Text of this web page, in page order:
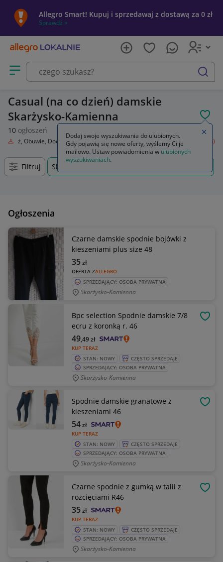
Allegro Smart! Kupuj i sprzedawaj z dostawą za 0 zł
Sprawdź »
Otwórz menu z kategoriami
szukaj
Casual (na co dzień) damskie
Skarżysko-Kamienna
10 ogłoszeń
Odzież, Obuwie, Dodatki Odzież damska Spodnie Casual (na co dzień)
Filtruj Skarżysko-Kamienna, Świętokrzyskie, +0 km
Ogłoszenia
Czarne damskie spodnie bojówki z
kieszeniami plus size 48
OFERTA ZALLEGRO
35zł
SPRZEDAJĄCY: OSOBA PRYWATNA
Skarżysko-Kamienna
Bpc selection Spodnie damskie 7/8
ecru z koronką r. 46
KUP TERAZ
49,49zł
STAN: NOWY
CZĘSTO SPRZEDAJE
SPRZEDAJĄCY: OSOBA PRYWATNA
Skarżysko-Kamienna
Spodnie damskie granatowe z
kieszeniami 46
KUP TERAZ
54zł
STAN: NOWY
CZĘSTO SPRZEDAJE
SPRZEDAJĄCY: OSOBA PRYWATNA
Skarżysko-Kamienna
Czarne spodnie z gumką w talii z
rozcięciami R46
KUP TERAZ
35zł
STAN: NOWY
CZĘSTO SPRZEDAJE
SPRZEDAJĄCY: OSOBA PRYWATNA
Skarżysko-Kamienna
Dodaj swoje wyszukiwania do ulubionych.
Gdy pojawią się nowe oferty, wyślemy Ci je
mailowo. Ustaw powiadomienia w ulubionych
wyszukiwaniach.